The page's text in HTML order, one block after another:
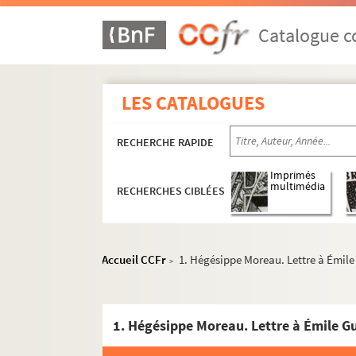
Catalogue
LES CATALOGUES
RECHERCHE RAPIDE
RECHERCHES CIBLÉES
Imprimés
multimédia
Accueil CCFr > 1. Hégésippe Moreau. Lettre à
Œuvres d'auteurs de Provins
Ms. 295. « Provins, etc…controuvé par
Ms. 372. Caroline Angebert. Lettres sur
Émile Bourquelot. Œuvres
Ms. 286. Jean Du Buat. Visions